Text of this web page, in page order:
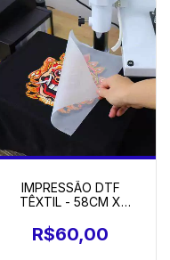
IMPRESSÃO DTF
TÊXTIL - 58CM X
R$60,00